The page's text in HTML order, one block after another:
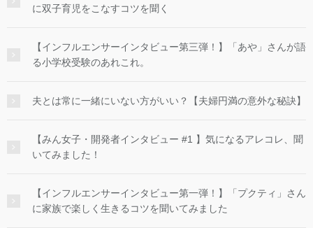
に双子育児をこなすコツを聞く
【インフルエンサーインタビュー第三弾！】「あや」さんが語
る小学校受験のあれこれ。
夫とは常に一緒にいない方がいい？【夫婦円満の意外な秘訣】
【みん女子・開発者インタビュー #1 】気になるアレコレ、聞
いてみました！
【インフルエンサーインタビュー第一弾！】「プクティ」さん
に家族で楽しく生きるコツを聞いてみました